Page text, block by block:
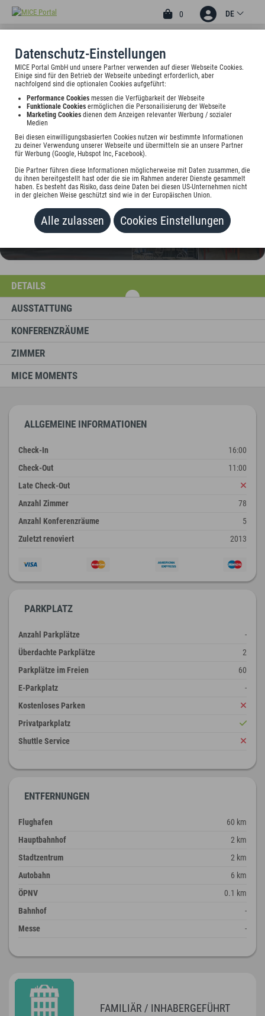
Datenschutz-Einstellungen
MICE Portal GmbH und unsere Partner verwenden auf dieser Webseite Cookies.
Einige sind für den Betrieb der Webseite unbedingt erforderlich, aber
nachfolgend sind die optionalen Cookies aufgeführt:
Performance Cookies messen die Verfügbarkeit der Webseite
Funktionale Cookies ermöglichen die Personailisierung der Webseite
Marketing Cookies dienen dem Anzeigen relevanter Werbung / sozialer
Medien
Bei diesen einwilligungsbasierten Cookies nutzen wir bestimmte Informationen
zu deiner Verwendung unserer Webseite und übermitteln sie an unsere Partner
für Werbung (Google, Hubspot Inc, Facebook).
Die Partner führen diese Informationen möglicherweise mit Daten zusammen, die
du ihnen bereitgestellt hast oder die sie im Rahmen anderer Dienste gesammelt
haben. Es besteht das Risiko, dass deine Daten bei diesen US-Unternehmen nicht
in der gleichen Weise geschützt sind wie in der Europäischen Union.
Alle zulassen Cookies Einstellungen
0 DE
3
HOTEL LUITPOLD AM SEE
HAUS 1***SP & HAUS 2***
Seestr. 101 & 110, 83209 Prien am Chiemsee, Deutschland
Preis auf Anfrage
HINZUFÜGEN
DETAILS
AUSSTATTUNG
KONFERENZRÄUME
ZIMMER
MICE MOMENTS
ALLGEMEINE INFORMATIONEN
Check-In
16:00
Check-Out
11:00
Late Check-Out
Anzahl Zimmer
78
Anzahl Konferenzräume
5
Zuletzt renoviert
2013
PARKPLATZ
Anzahl Parkplätze
-
Überdachte Parkplätze
2
Parkplätze im Freien
60
E-Parkplatz
-
Kostenloses Parken
Privatparkplatz
Shuttle Service
ENTFERNUNGEN
Flughafen
60 km
Hauptbahnhof
2 km
Stadtzentrum
2 km
Autobahn
6 km
ÖPNV
0.1 km
Bahnhof
-
Messe
-
FAMILIÄR / INHABERGEFÜHRT